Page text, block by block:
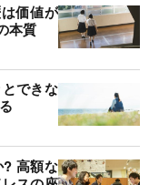
価値が
本質
できな
高額な